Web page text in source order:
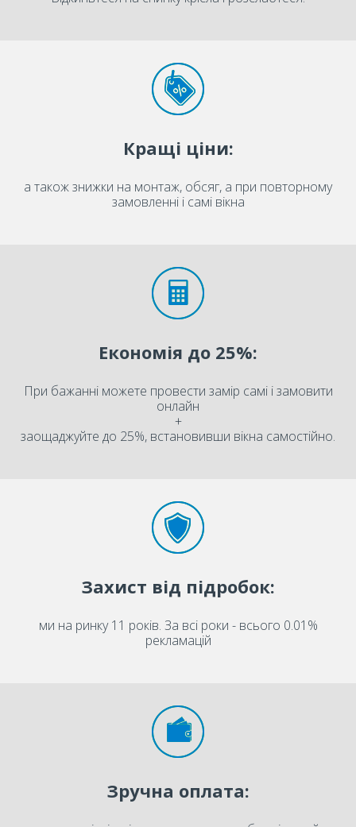
Кращі ціни:
а також знижки на монтаж, обсяг, а при повторному
замовленні і самі вікна
Економія до 25%:
При бажанні можете провести замір самі і замовити
онлайн
+
заощаджуйте до 25%, встановивши вікна самостійно.
Захист від підробок:
ми на ринку 11 років. За всі роки - всього 0.01%
рекламацій
Зручна оплата: